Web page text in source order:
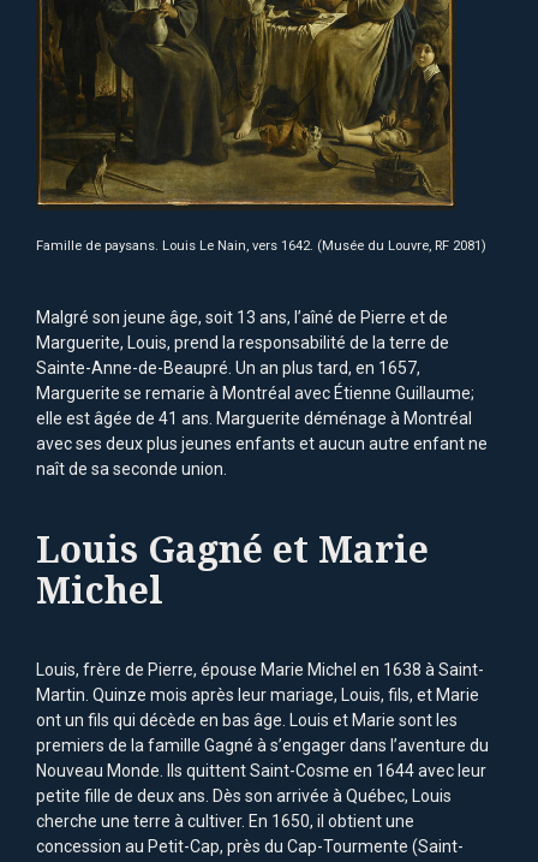
Famille de paysans. Louis Le Nain, vers 1642. (Musée du Louvre, RF 2081)
Malgré son jeune âge, soit 13 ans, l’aîné de Pierre et de
Marguerite, Louis, prend la responsabilité de la terre de
Sainte-Anne-de-Beaupré. Un an plus tard, en 1657,
Marguerite se remarie à Montréal avec Étienne Guillaume;
elle est âgée de 41 ans. Marguerite déménage à Montréal
avec ses deux plus jeunes enfants et aucun autre enfant ne
naît de sa seconde union.
Louis Gagné et Marie
Michel
Louis, frère de Pierre, épouse Marie Michel en 1638 à Saint-
Martin. Quinze mois après leur mariage, Louis, fils, et Marie
ont un fils qui décède en bas âge. Louis et Marie sont les
premiers de la famille Gagné à s’engager dans l’aventure du
Nouveau Monde. Ils quittent Saint-Cosme en 1644 avec leur
petite fille de deux ans. Dès son arrivée à Québec, Louis
cherche une terre à cultiver. En 1650, il obtient une
concession au Petit-Cap, près du Cap-Tourmente (Saint-